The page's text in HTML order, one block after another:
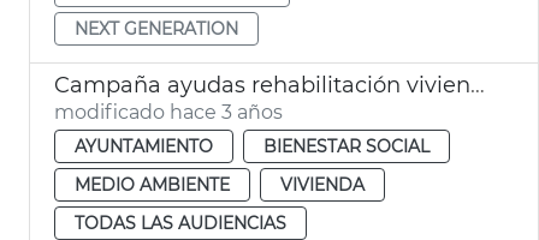
NEXT GENERATION
Campaña ayudas rehabilitación viviendas
modificado hace 3 años
AYUNTAMIENTO
BIENESTAR SOCIAL
MEDIO AMBIENTE
VIVIENDA
TODAS LAS AUDIENCIAS